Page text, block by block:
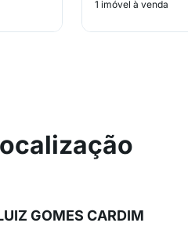
1 imóvel à venda
GOMES CARDIM